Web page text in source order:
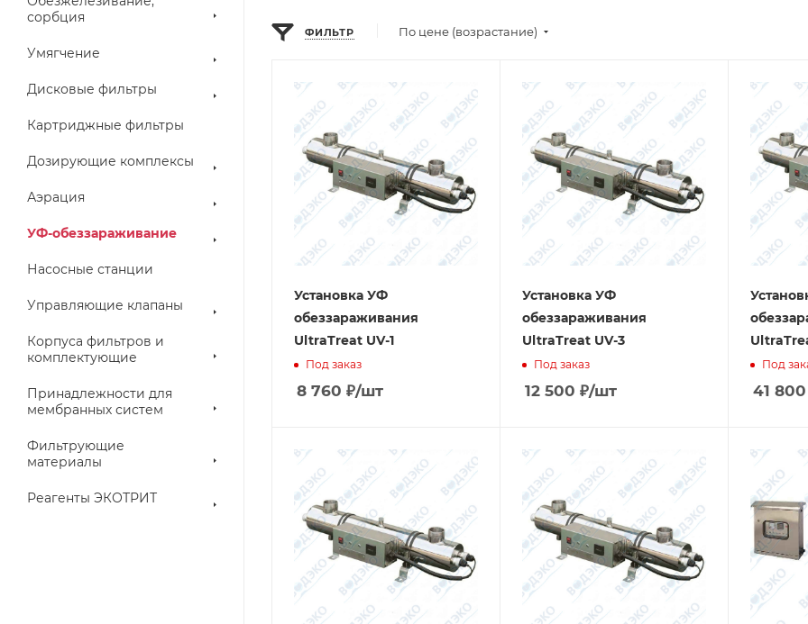
сорбция
Умягчение
Дисковые фильтры
Картриджные фильтры
Дозирующие комплексы
Аэрация
УФ-обеззараживание
Насосные станции
Управляющие клапаны
Корпуса фильтров и
комплектующие
Принадлежности для
мембранных систем
Фильтрующие
материалы
Реагенты ЭКОТРИТ
ФИЛЬТР По цене (возрастание)
Установка УФ
обеззараживания
UltraTreat UV-1
Под заказ
8 760 ₽/шт
Установка УФ
обеззараживания
UltraTreat UV-3
Под заказ
12 500 ₽/шт
Под
41 800